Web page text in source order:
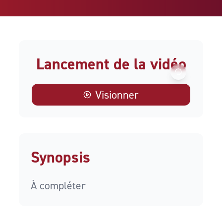
Synopsis
À compléter
Lancement de la vidéo
Visionner